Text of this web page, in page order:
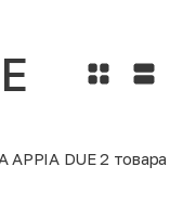
APPIA DUE2 товара